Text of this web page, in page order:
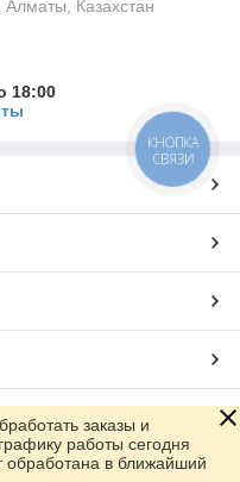
Казахстан
18:00
заказы и
работы сегодня
обработана в ближайший
КНОПКА
СВЯЗИ